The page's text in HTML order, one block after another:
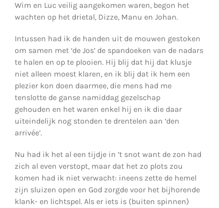
Wim en Luc veilig aangekomen waren, begon het
wachten op het drietal, Dizze, Manu en Johan.
Intussen had ik de handen uit de mouwen gestoken
om samen met ‘de Jos’ de spandoeken van de nadars
te halen en op te plooien. Hij blij dat hij dat klusje
niet alleen moest klaren, en ik blij dat ik hem een
plezier kon doen daarmee, die mens had me
tenslotte de ganse namiddag gezelschap
gehouden en het waren enkel hij en ik die daar
uiteindelijk nog stonden te drentelen aan ‘den
arrivée’.
Nu had ik het al een tijdje in ’t snot want de zon had
zich al even verstopt, maar dat het zo plots zou
komen had ik niet verwacht: ineens zette de hemel
zijn sluizen open en God zorgde voor het bijhorende
klank- en lichtspel. Als er iets is (buiten spinnen)